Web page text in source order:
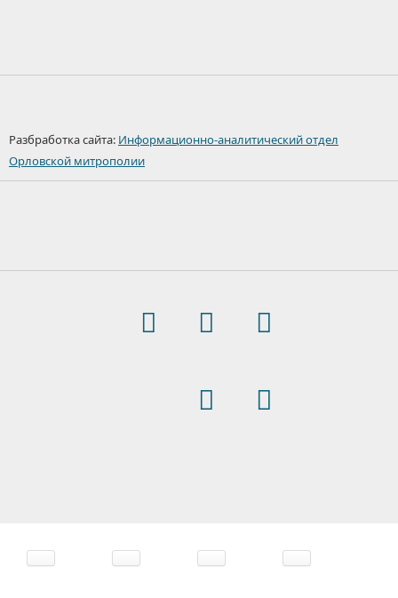
Разбработка сайта: Информационно-аналитический отдел
Орловской митрополии